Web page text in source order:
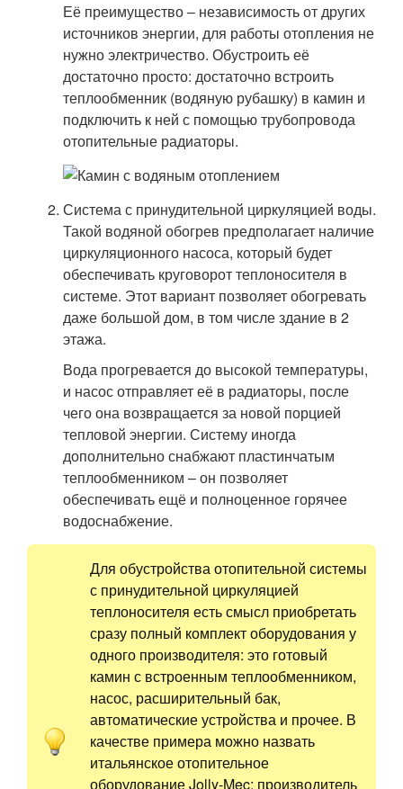
Её преимущество – независимость от других
источников энергии, для работы отопления не
нужно электричество. Обустроить её
достаточно просто: достаточно встроить
теплообменник (водяную рубашку) в камин и
подключить к ней с помощью трубопровода
отопительные радиаторы.
Система с принудительной циркуляцией воды.
Такой водяной обогрев предполагает наличие
циркуляционного насоса, который будет
обеспечивать круговорот теплоносителя в
системе. Этот вариант позволяет обогревать
даже большой дом, в том числе здание в 2
этажа.
Вода прогревается до высокой температуры,
и насос отправляет её в радиаторы, после
чего она возвращается за новой порцией
тепловой энергии. Систему иногда
дополнительно снабжают пластинчатым
теплообменником – он позволяет
обеспечивать ещё и полноценное горячее
водоснабжение.
Для обустройства отопительной системы
с принудительной циркуляцией
теплоносителя есть смысл приобретать
сразу полный комплект оборудования у
одного производителя: это готовый
камин с встроенным теплообменником,
насос, расширительный бак,
автоматические устройства и прочее. В
качестве примера можно назвать
итальянское отопительное
оборудование Jolly-Mec: производитель